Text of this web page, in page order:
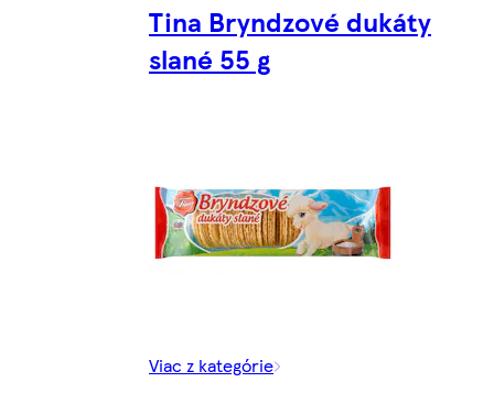
Tina Bryndzové dukáty
slané 55 g
Viac z kategórie